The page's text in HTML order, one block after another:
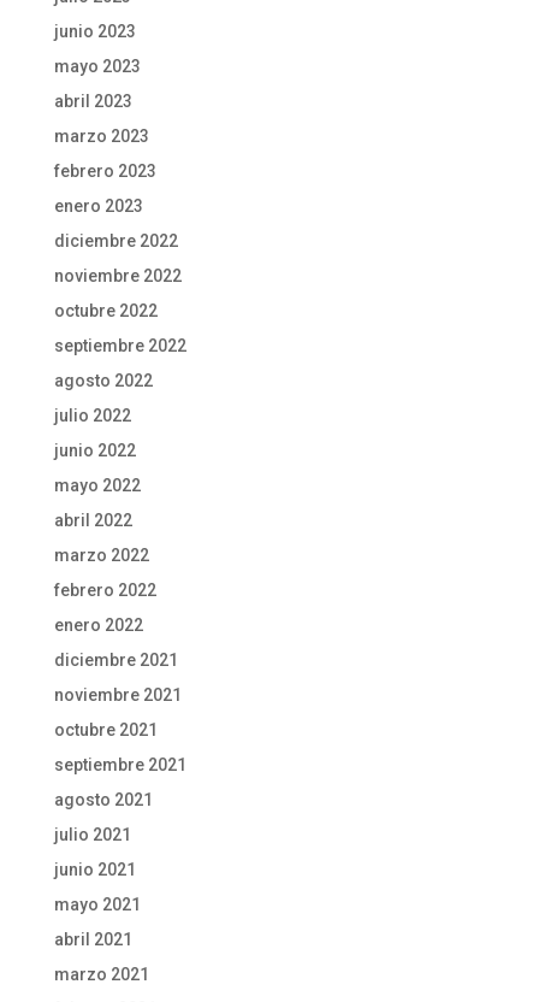
junio 2023
mayo 2023
abril 2023
marzo 2023
febrero 2023
enero 2023
diciembre 2022
noviembre 2022
octubre 2022
septiembre 2022
agosto 2022
julio 2022
junio 2022
mayo 2022
abril 2022
marzo 2022
febrero 2022
enero 2022
diciembre 2021
noviembre 2021
octubre 2021
septiembre 2021
agosto 2021
julio 2021
junio 2021
mayo 2021
abril 2021
marzo 2021